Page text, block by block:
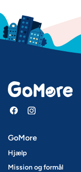
GoMore
Hjælp
Mission og formål